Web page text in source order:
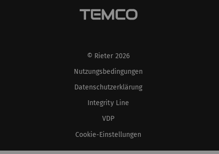
© Rieter 2026
Nutzungsbedingungen
Datenschutzerklärung
Integrity Line
VDP
Cookie-Einstellungen